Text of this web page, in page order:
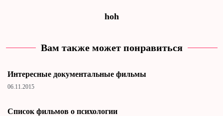
hoh
Вам также может понравиться
Интересные документальные фильмы
06.11.2015
Cписок фильмов о психологии